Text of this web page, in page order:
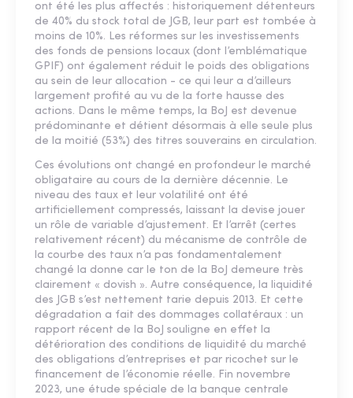
ont été les plus affectés : historiquement détenteurs
de 40% du stock total de JGB, leur part est tombée à
moins de 10%. Les réformes sur les investissements
des fonds de pensions locaux (dont l’emblématique
GPIF) ont également réduit le poids des obligations
au sein de leur allocation - ce qui leur a d’ailleurs
largement profité au vu de la forte hausse des
actions. Dans le même temps, la BoJ est devenue
prédominante et détient désormais à elle seule plus
de la moitié (53%) des titres souverains en circulation.
Ces évolutions ont changé en profondeur le marché
obligataire au cours de la dernière décennie. Le
niveau des taux et leur volatilité ont été
artificiellement compressés, laissant la devise jouer
un rôle de variable d’ajustement. Et l’arrêt (certes
relativement récent) du mécanisme de contrôle de
la courbe des taux n’a pas fondamentalement
changé la donne car le ton de la BoJ demeure très
clairement « dovish ». Autre conséquence, la liquidité
des JGB s’est nettement tarie depuis 2013. Et cette
dégradation a fait des dommages collatéraux : un
rapport récent de la BoJ souligne en effet la
détérioration des conditions de liquidité du marché
des obligations d’entreprises et par ricochet sur le
financement de l’économie réelle. Fin novembre
2023, une étude spéciale de la banque centrale